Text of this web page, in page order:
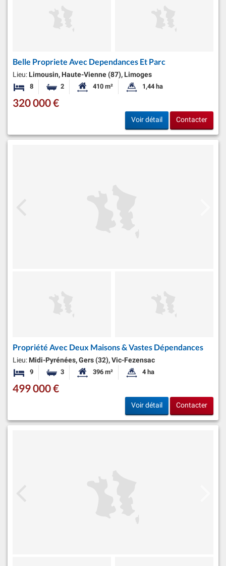
Belle Propriete Avec Dependances Et Parc
Lieu: Limousin, Haute-Vienne (87), Limoges
8 Chambres
2 Salles de bainsSurface habitable:
410 m² Superficie du terrain:
1,44 ha
320 000 €
Voir détail Contacter
Propriété Avec Deux Maisons & Vastes Dépendances
Lieu: Midi-Pyrénées, Gers (32), Vic-Fezensac
9 Chambres
3 Salles de bainsSurface habitable:
396 m² Superficie du terrain:
4 ha
499 000 €
Voir détail Contacter